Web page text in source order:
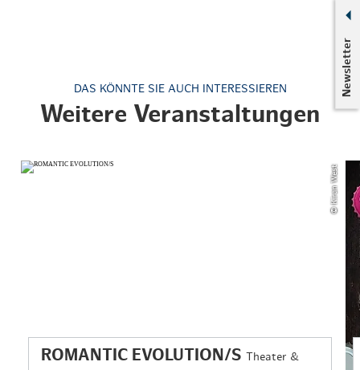
Newsletter
DAS KÖNNTE SIE AUCH INTERESSIEREN
Weitere Veranstaltungen
© Kiran West
ROMANTIC EVOLUTION/STheater &